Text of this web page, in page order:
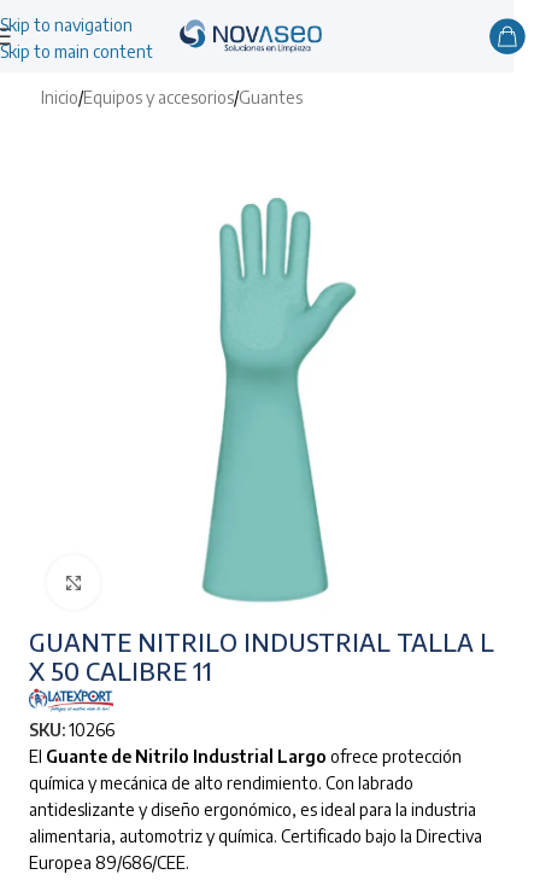
Skip to navigation
Skip to main content
Inicio/Equipos y accesorios/Guantes
Clic para ampliar
GUANTE NITRILO INDUSTRIAL TALLA L
X 50 CALIBRE 11
SKU:10266
El Guante de Nitrilo Industrial Largo ofrece protección
química y mecánica de alto rendimiento. Con labrado
antideslizante y diseño ergonómico, es ideal para la industria
alimentaria, automotriz y química. Certificado bajo la Directiva
Europea 89/686/CEE.